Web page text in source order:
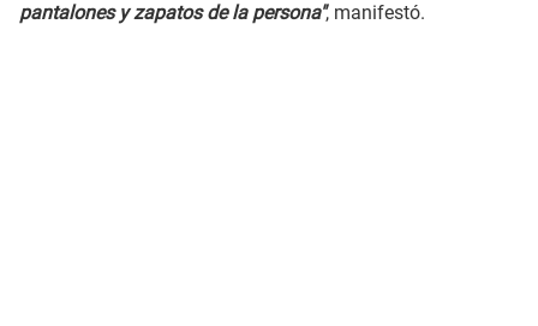
pantalones y zapatos de la persona", manifestó.